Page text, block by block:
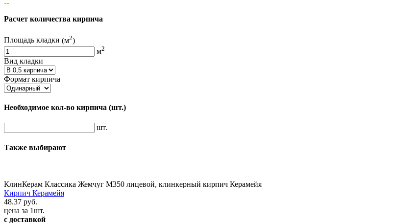
Расчет количества кирпича
Площадь кладки (м2)
м2
Вид кладки
Формат кирпича
Необходимое кол-во кирпича (шт.)
шт.
Также выбирают
КлинКерам Классика Жемчуг М350 лицевой, клинкерный кирпич Керамейя
Кирпич Керамейя
48.37 руб.
цена за 1шт.
с доставкой